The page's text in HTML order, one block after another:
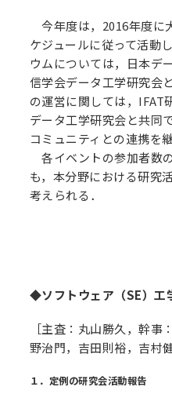
今年度は，2016年度に
ケジュールに従って活動
ウムについては，日本デ
信学会データ工学研究会
の運営に関しては，IFAT
データ工学研究会と共同
コミュニティとの連携を
各イベントの参加者数
も，本分野における研究
考えられる．
◆ソフトウェア（SE）工
［主査：丸山勝久，幹
野治門，吉田則裕，吉村
１．定例の研究会活動報告